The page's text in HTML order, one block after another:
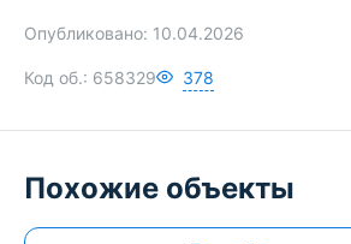
Опубликовано: 10.04.2026
Код об.: 658329 378
Похожие объекты